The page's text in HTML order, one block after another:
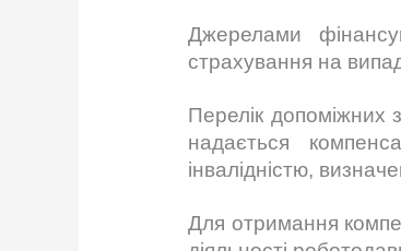
Джерелами
страхування на
Перелік допоміжних
надається
інвалідністю,
Для отримання